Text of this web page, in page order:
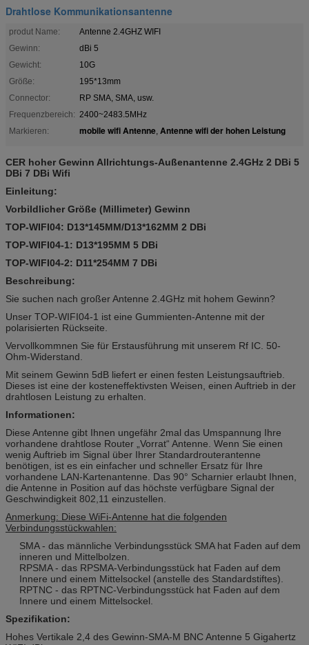
Drahtlose Kommunikationsantenne
produt Name:
Antenne 2.4GHZ WIFI
Gewinn:
dBi 5
Gewicht:
10G
Größe:
195*13mm
Connector:
RP SMA, SMA, usw.
Frequenzbereich: 2400~2483.5MHz
Markieren:
mobile wifi Antenne, Antenne wifi der hohen Leistung
CER hoher Gewinn Allrichtungs-Außenantenne 2.4GHz 2 DBi 5
DBi 7 DBi Wifi
Einleitung:
Vorbildlicher Größe (Millimeter) Gewinn
TOP-WIFI04: D13*145MM/D13*162MM 2 DBi
TOP-WIFI04-1: D13*195MM 5 DBi
TOP-WIFI04-2: D11*254MM 7 DBi
Beschreibung:
Sie suchen nach großer Antenne 2.4GHz mit hohem Gewinn?
Unser TOP-WIFI04-1 ist eine Gummienten-Antenne mit der
polarisierten Rückseite.
Vervollkommnen Sie für Erstausführung mit unserem Rf IC. 50-
Ohm-Widerstand.
Mit seinem Gewinn 5dB liefert er einen festen Leistungsauftrieb.
Dieses ist eine der kosteneffektivsten Weisen, einen Auftrieb in der
drahtlosen Leistung zu erhalten.
Informationen:
Diese Antenne gibt Ihnen ungefähr 2mal das Umspannung Ihre
vorhandene drahtlose Router „Vorrat“ Antenne. Wenn Sie einen
wenig Auftrieb im Signal über Ihrer Standardrouterantenne
benötigen, ist es ein einfacher und schneller Ersatz für Ihre
vorhandene LAN-Kartenantenne. Das 90° Scharnier erlaubt Ihnen,
die Antenne in Position auf das höchste verfügbare Signal der
Geschwindigkeit 802,11 einzustellen.
Anmerkung: Diese WiFi-Antenne hat die folgenden
Verbindungsstückwahlen:
SMA - das männliche Verbindungsstück SMA hat Faden auf dem
inneren und Mittelbolzen.
RPSMA - das RPSMA-Verbindungsstück hat Faden auf dem
Innere und einem Mittelsockel (anstelle des Standardstiftes).
RPTNC - das RPTNC-Verbindungsstück hat Faden auf dem
Innere und einem Mittelsockel.
Spezifikation:
Hohes Vertikale 2,4 des Gewinn-SMA-M BNC Antenne 5 Gigahertz